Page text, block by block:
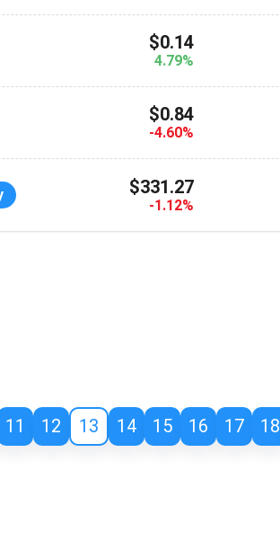
$0.14
4.79%
$0.84
-4.60%
$331.27
-1.12%
11 12 13 14 15 16 17 18
S'ABONNER